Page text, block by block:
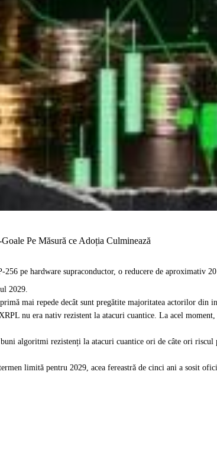
Pe Măsură ce Adoția Culminează
pe hardware supraconductor, o reducere de aproximativ
2029.
mai repede decât sunt pregătite majoritatea actorilor din
nu era nativ rezistent la atacuri cuantice. La acel
algoritmi rezistenți la atacuri cuantice ori de câte ori
limită pentru 2029, acea fereastră de cinci ani a sosit